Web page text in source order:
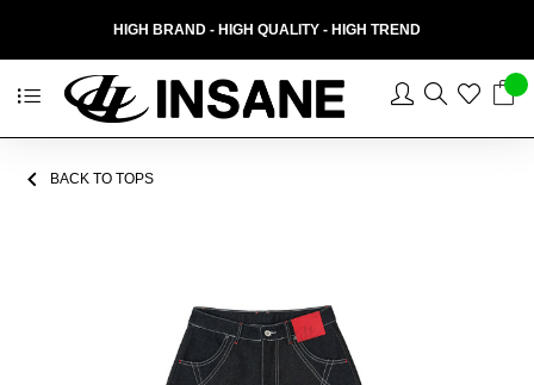
HIGH BRAND - HIGH QUALITY - HIGH TREND
BACK TO TOPS